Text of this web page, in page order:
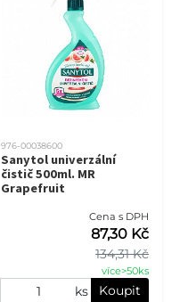
976-00038600
Sanytol univerzální
čistič 500ml. MR
Grapefruit
Cena s DPH
134,31 Kč
87,30 Kč
více>50ks
ks Koupit